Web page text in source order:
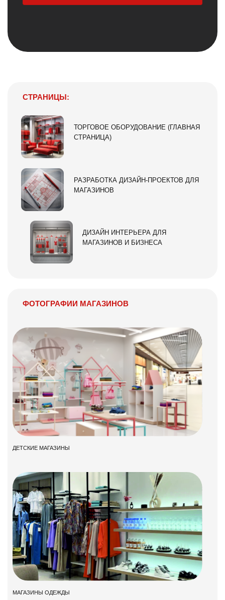
СТРАНИЦЫ:
ТОРГОВОЕ ОБОРУДОВАНИЕ (ГЛАВНАЯ
СТРАНИЦА)
РАЗРАБОТКА ДИЗАЙН-ПРОЕКТОВ ДЛЯ
МАГАЗИНОВ
ДИЗАЙН ИНТЕРЬЕРА ДЛЯ
МАГАЗИНОВ И БИЗНЕСА
ФОТОГРАФИИ МАГАЗИНОВ
ДЕТСКИЕ МАГАЗИНЫ
МАГАЗИНЫ ОДЕЖДЫ